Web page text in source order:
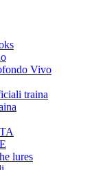
Vivo
traina
lures